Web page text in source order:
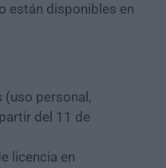
están disponibles en
(uso personal,
del 11 de
licencia en